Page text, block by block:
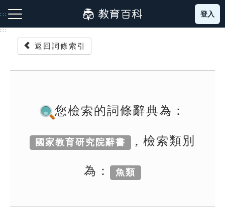
到
主
:::
成語故事
登入
:::
返回詞條索引
您檢索的詞條辭典為：
國家教育研究院辭書 , 檢索類別
為： 魚類